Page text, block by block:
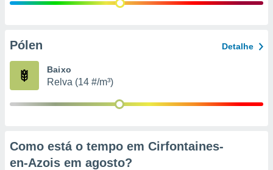
e
de
Pólen Detalhe
Baixo
Relva (14 #/m³)
Como está o tempo em Cirfontaines-
en-Azois em agosto?